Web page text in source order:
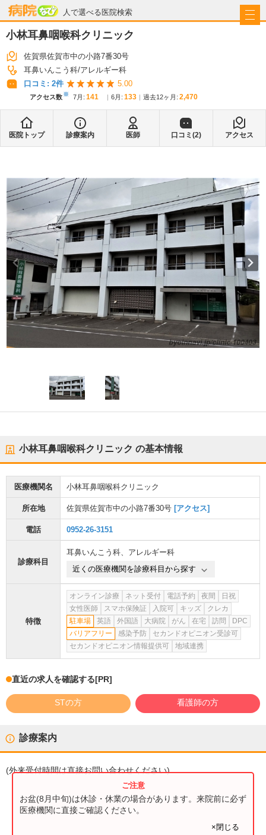
人で選べる医院検索
病院なび
小林耳鼻咽喉科クリニック
佐賀県佐賀市中の小路7番30号
耳鼻いんこう科 アレルギー科
口コミ: 2件 5.00
アクセス数※ 7月 : 141 6月 : 133 過去12ヶ月: 2,470
医院トップ 診療案内 医師 口コミ(2) アクセス
小林耳鼻咽喉科クリニック の基本情報
医療機関名 小林耳鼻咽喉科クリニック
所在地 佐賀県佐賀市中の小路7番30号 [アクセス]
電話 0952-26-3151
診療科目
耳鼻いんこう科、 アレルギー科
近くの医療機関を診療科目から探す
特徴
オンライン診療 ネット受付 電話予約 夜間
日祝
女性医師
スマホ保険証 入院可 キッズ
クレカ
駐車場
英語 外国語 大病院 がん 在宅 訪問
DPC
バリアフリー
感染予防
セカンドオピニオン受診可
セカンドオピニオン情報提供可
地域連携
直近の求人を確認する[PR]
STの方 看護師の方
診療案内
(外来受付時間は直接お問い合わせください)
お盆(8月中旬)は休診・休業の場合があります。来院前に必ず
医療機関に直接ご確認ください。
×閉じる